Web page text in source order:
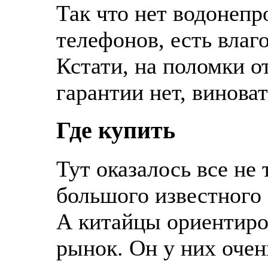
Так что нет
телефонов, есть
Кстати, на поломки
гарантии нет,
Где купить
Тут оказалось все
большого
А китайцы
рынок. Он у них